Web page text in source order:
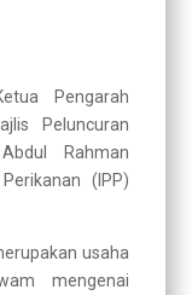
Pengarah
Peluncuran
Rahman
(IPP)
usaha
mengenai